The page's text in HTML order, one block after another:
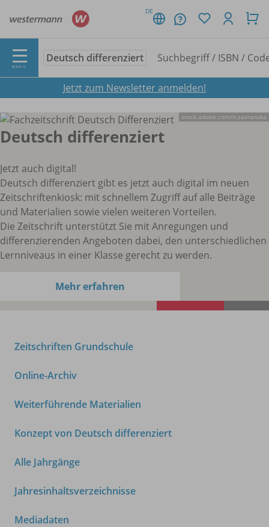
DE
MENÜ
Deutsch differenziert
Jetzt zum Newsletter anmelden!
stock.adobe.com/n.savranska
Deutsch differenziert
Jetzt auch digital!
Deutsch differenziert gibt es jetzt auch digital im neuen
Zeitschriftenkiosk: mit schnellem Zugriff auf alle Beiträge
und Materialien sowie vielen weiteren Vorteilen.
Die Zeitschrift unterstützt Sie mit Anregungen und
differenzierenden Angeboten dabei, den unterschiedlichen
Lernniveaus in einer Klasse gerecht zu werden.
Mehr erfahren
Zeitschriften Grundschule
Online-Archiv
Weiterführende Materialien
Konzept von Deutsch differenziert
Alle Jahrgänge
Jahresinhaltsverzeichnisse
Mediadaten